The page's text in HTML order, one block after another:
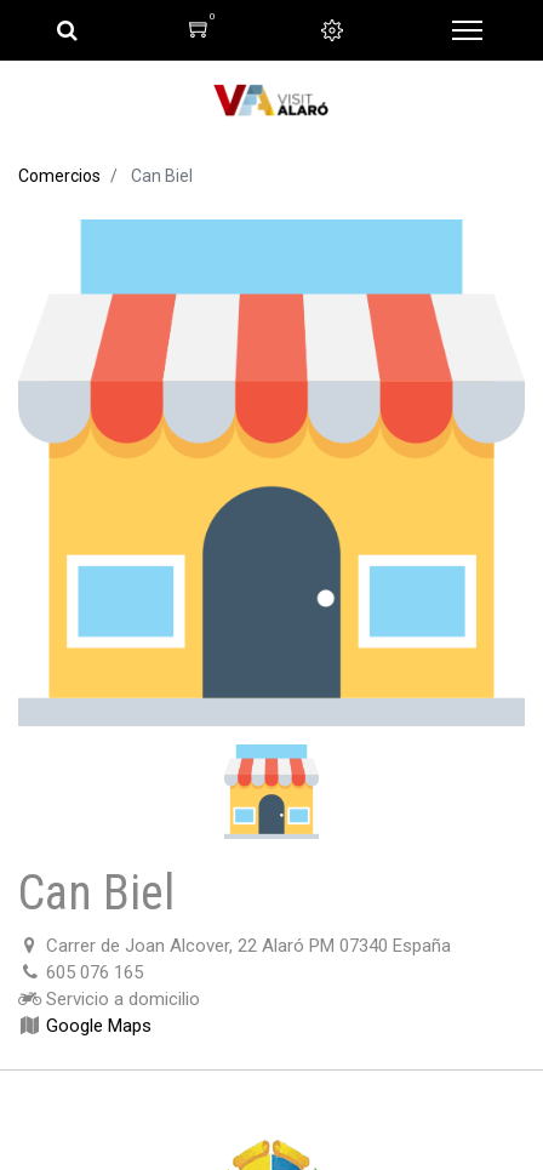
0
Comercios Can Biel
Can Biel
Carrer de Joan Alcover, 22 Alaró PM 07340 España
605 076 165
Servicio a domicilio
Google Maps